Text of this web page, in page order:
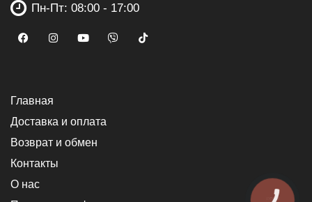
Пн-Пт: 08:00 - 17:00
Главная
Доставка и оплата
Возврат и обмен
Контакты
О нас
КНОПКА